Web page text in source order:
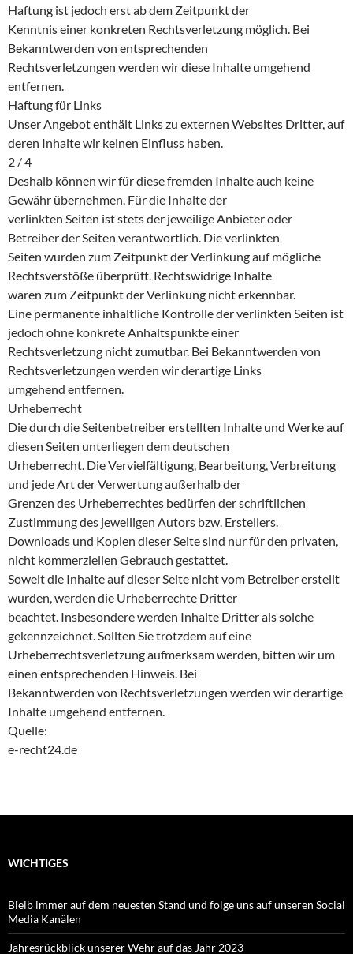
Haftung ist jedoch erst ab dem Zeitpunkt der
Kenntnis einer konkreten Rechtsverletzung möglich. Bei
Bekanntwerden von entsprechenden
Rechtsverletzungen werden wir diese Inhalte umgehend
entfernen.
Haftung für Links
Unser Angebot enthält Links zu externen Websites Dritter, auf
deren Inhalte wir keinen Einfluss haben.
2 / 4
Deshalb können wir für diese fremden Inhalte auch keine
Gewähr übernehmen. Für die Inhalte der
verlinkten Seiten ist stets der jeweilige Anbieter oder
Betreiber der Seiten verantwortlich. Die verlinkten
Seiten wurden zum Zeitpunkt der Verlinkung auf mögliche
Rechtsverstöße überprüft. Rechtswidrige Inhalte
waren zum Zeitpunkt der Verlinkung nicht erkennbar.
Eine permanente inhaltliche Kontrolle der verlinkten Seiten ist
jedoch ohne konkrete Anhaltspunkte einer
Rechtsverletzung nicht zumutbar. Bei Bekanntwerden von
Rechtsverletzungen werden wir derartige Links
umgehend entfernen.
Urheberrecht
Die durch die Seitenbetreiber erstellten Inhalte und Werke auf
diesen Seiten unterliegen dem deutschen
Urheberrecht. Die Vervielfältigung, Bearbeitung, Verbreitung
und jede Art der Verwertung außerhalb der
Grenzen des Urheberrechtes bedürfen der schriftlichen
Zustimmung des jeweiligen Autors bzw. Erstellers.
Downloads und Kopien dieser Seite sind nur für den privaten,
nicht kommerziellen Gebrauch gestattet.
Soweit die Inhalte auf dieser Seite nicht vom Betreiber erstellt
wurden, werden die Urheberrechte Dritter
beachtet. Insbesondere werden Inhalte Dritter als solche
gekennzeichnet. Sollten Sie trotzdem auf eine
Urheberrechtsverletzung aufmerksam werden, bitten wir um
einen entsprechenden Hinweis. Bei
Bekanntwerden von Rechtsverletzungen werden wir derartige
Inhalte umgehend entfernen.
Quelle:
e-recht24.de
WICHTIGES
Bleib immer auf dem neuesten Stand und folge uns auf unseren Social
Media Kanälen
Jahresrückblick unserer Wehr auf das Jahr 2023